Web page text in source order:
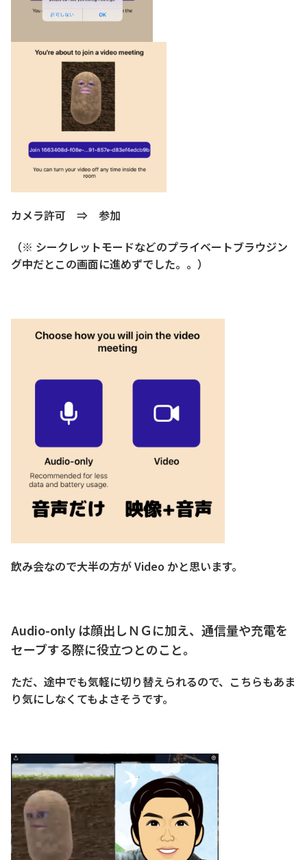
カメラ許可 ⇒ 参加
（※ シークレットモードなどのプライベートブラウジン
グ中だとこの画面に進めずでした。。）
飲み会なので大半の方が Video かと思います。
Audio-only は顔出しＮＧに加え、通信量や充電を
セーブする際に役立つとのこと。
ただ、途中でも気軽に切り替えられるので、こちらもあま
り気にしなくてもよさそうです。